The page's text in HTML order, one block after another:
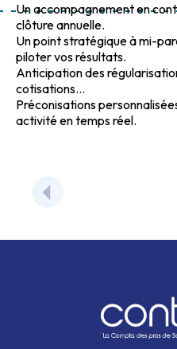
Un accompagnement en
clôture annuelle.
Un point stratégique à mi-
piloter vos résultats.
Anticipation des
cotisations...
Préconisations
activité en temps réel.